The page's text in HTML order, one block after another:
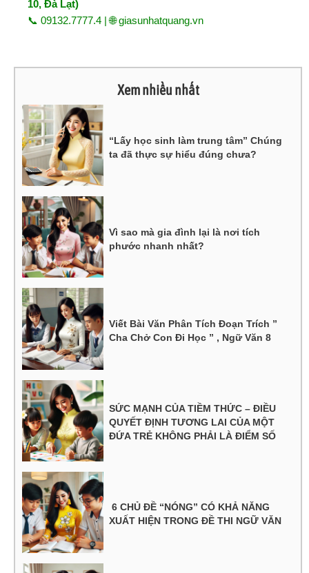
10, Đà Lạt)
📞 09132.7777.4 | 🌐giasunhatquang.vn
Xem nhiều nhất
“Lấy học sinh làm trung tâm” Chúng
ta đã thực sự hiểu đúng chưa?
Vì sao mà gia đình lại là nơi tích
phước nhanh nhất?
Viết Bài Văn Phân Tích Đoạn Trích ”
Cha Chở Con Đi Học ” , Ngữ Văn 8
SỨC MẠNH CỦA TIỀM THỨC – ĐIỀU
QUYẾT ĐỊNH TƯƠNG LAI CỦA MỘT
ĐỨA TRẺ KHÔNG PHẢI LÀ ĐIỂM SỐ
6 CHỦ ĐỀ “NÓNG” CÓ KHẢ NĂNG
XUẤT HIỆN TRONG ĐỀ THI NGỮ VĂN